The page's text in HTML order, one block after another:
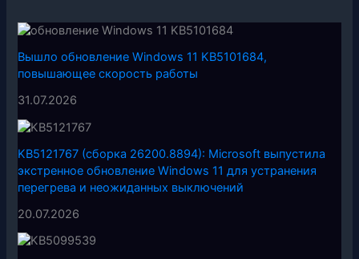
Вышло обновление Windows 11 KB5101684,
повышающее скорость работы
31.07.2026
KB5121767 (сборка 26200.8894): Microsoft выпустила
экстренное обновление Windows 11 для устранения
перегрева и неожиданных выключений
20.07.2026